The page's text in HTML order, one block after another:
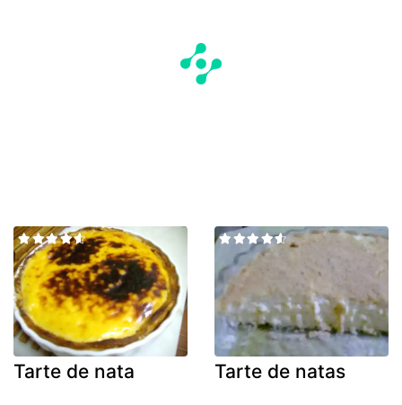
Tarte de nata Tarte de natas